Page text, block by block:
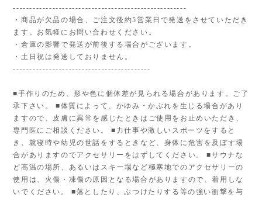
-----------------------------------------------------
・商品が欠品の場合、ご注文後約5営業日で発送をさせていただき
ます。お気軽にお問い合わせください。
・倉庫の影響で発送が前後する場合がございます。
・土日祝は発送しておりません。
------------------------------------------
■手作りのため、形や色に個体差が見られる場合があります。ご了
承下さい。 ■体質によって、かゆみ・かぶれを生じる場合があり
ますので、皮膚に異常を感じたときはご使用をお止めいただき、
専門医にご相談ください。 ■力仕事や激しいスポーツをすると
き、就寝時や幼児の世話をするときなど、身体に危害を及ぼす場
合がありますのでアクセサリーをはずしてください。 ■サウナな
ど高温の場所、あるいはスキー場など極寒地でのアクセサリーの
使用は、火傷・凍傷の原因となる場合がありますので、着用しな
いでください。 ■落としたり、ぶつけたりする等の強い衝撃を与